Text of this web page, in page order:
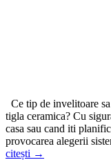
Ce tip de invelitoare
tigla ceramica? Cu
casa sau cand iti
provocarea alegerii
citești →